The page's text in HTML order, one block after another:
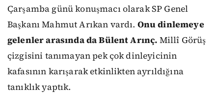
Çarşamba günü konuşmacı olarak SP Genel
Başkanı Mahmut Arıkan vardı. Onu dinlemeye
gelenler arasında da Bülent Arınç. Millî Görüş
çizgisini tanımayan pek çok dinleyicinin
kafasının karışarak etkinlikten ayrıldığına
tanıklık yaptık.